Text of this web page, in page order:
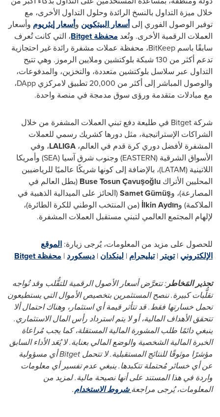
خلال ميزة التداول بالنسخ الرائدة وحلول التداول الأخرى، مع
توفير الوصول الفوري إلىأسعار البيتكوين وأسعار إيثريوم وأسعار
العملات الرقمية الأخرى. وتُعد محفظةBitget، التي كانت تُعرف
سابقًا باسم BitKeep، محفظة عملات مشفرة رائدة غير احتجازية
تدعم أكثر من 130 شبكة بلوكتشين وملايين الرموز.
وهي تتيح
التداول عبر سلاسل بلوكتشين متعددة، والتخزين، والمدفوعات،
والوصول المباشر إلى أكثر من 20,000 تطبيق لامركزي
DApp،
مع مبادلات متقدمة ورؤى سوق مدمجة في منصة واحدة.
شركة Bitget في طليعة دفع تبني العملات المشفرة من خلال
الشراكات الإستراتيجية، مثل دورها كشريك رسمي للعملات
المشفرة لأفضل دوري كرة قدم في العالم، LALIGA، وفي
الأسواق الشرقية (EASTERN) وجنوب شرق آسيا SEA)
) وأمريكا
اللاتينية (LATAM)، بالإضافة إلى كونها شريكًا عالميًا للرياضيين
المحليين الأتراك
Buse TosunÇavuşoğlu
(بطل العالم في
المصارعة)، وSamet Gümüş(الحائز على الميدالية الذهبية في
الملاكمة) وİlkin Aydın (من المنتخب الوطني للكرة الطائرة)،
لإلهام المجتمع العالمي لتبني مستقبل العملات المشفرة.
للحصول على مزيد من المعلومات، يُرجى زيارة: الموقع
الإلكتروني |تويتر |تيليجرام | لينكدان | ديسكورد | محفظةBitget
تحذير المَخاطر:تتعرَّض أسعار الأصول الرقمية للتقُّلب وقد تُواجه
تقلُّبات كبيرة. ننصح المستثمرين بتخصيص الأموال التي يستطيعون
تحمل خسارتها فقط. قد تتأثر قيمة أي استثمار، وهناك احتمال ألا
تتحقق الأهداف المالية، أو لا يتم استرداد رأس المال الاستثماري.
ينبغي دائمًا طلب المشورة المالية المستقلة، كما يجب مُراعاة
الخبرة المالية الشخصية والوضع المالي بعناية. لا يُعَد الأداء السابق
مؤشرًا موثوقًا للنتائج المستقبلية. لا تتحمل Bitgetأي مسؤولية
عن أي خسائر مُحتملة تتكبدها. ينبغي عدم تفسير أي معلومات
واردة في هذا المستند على أنها نصيحة مالية. لمزيد من
المعلومات، يُرجى مراجعةشروط الاستخدام.